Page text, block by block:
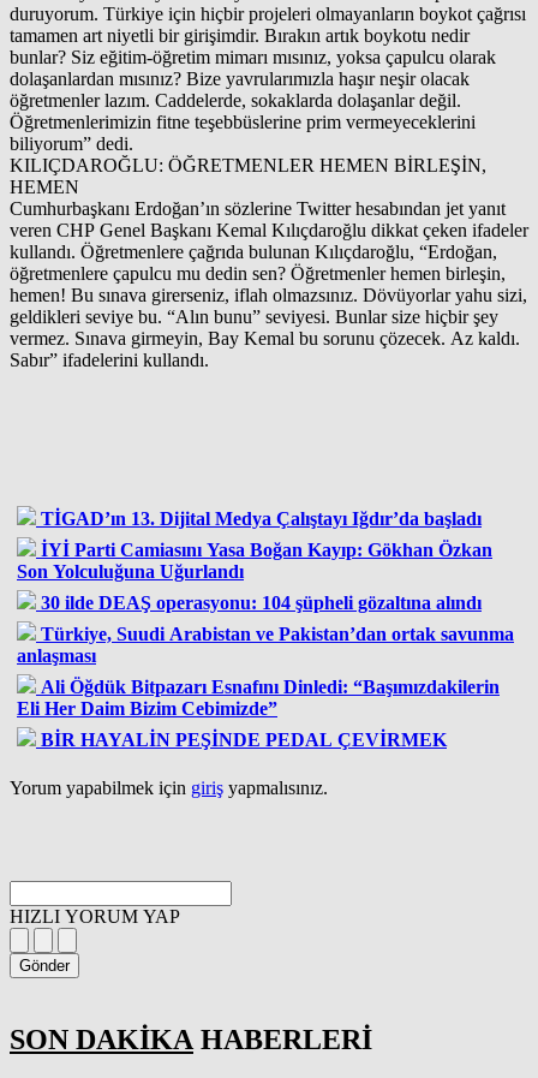
duruyorum. Türkiye için hiçbir projeleri olmayanların boykot çağrısı
tamamen art niyetli bir girişimdir. Bırakın artık boykotu nedir
bunlar? Siz eğitim-öğretim mimarı mısınız, yoksa çapulcu olarak
dolaşanlardan mısınız? Bize yavrularımızla haşır neşir olacak
öğretmenler lazım. Caddelerde, sokaklarda dolaşanlar değil.
Öğretmenlerimizin fitne teşebbüslerine prim vermeyeceklerini
biliyorum” dedi.
KILIÇDAROĞLU: ÖĞRETMENLER HEMEN BİRLEŞİN,
HEMEN
Cumhurbaşkanı Erdoğan’ın sözlerine Twitter hesabından jet yanıt
veren CHP Genel Başkanı Kemal Kılıçdaroğlu dikkat çeken ifadeler
kullandı. Öğretmenlere çağrıda bulunan Kılıçdaroğlu, “Erdoğan,
öğretmenlere çapulcu mu dedin sen? Öğretmenler hemen birleşin,
hemen! Bu sınava girerseniz, iflah olmazsınız. Dövüyorlar yahu sizi,
geldikleri seviye bu. “Alın bunu” seviyesi. Bunlar size hiçbir şey
vermez. Sınava girmeyin, Bay Kemal bu sorunu çözecek. Az kaldı.
Sabır” ifadelerini kullandı.
TİGAD’ın 13. Dijital Medya Çalıştayı Iğdır’da başladı
İYİ Parti Camiasını Yasa Boğan Kayıp: Gökhan Özkan
Son Yolculuğuna Uğurlandı
30 ilde DEAŞ operasyonu: 104 şüpheli gözaltına alındı
Türkiye, Suudi Arabistan ve Pakistan’dan ortak savunma
anlaşması
Ali Öğdük Bitpazarı Esnafını Dinledi: “Başımızdakilerin
Eli Her Daim Bizim Cebimizde”
BİR HAYALİN PEŞİNDE PEDAL ÇEVİRMEK
Yorum yapabilmek için giriş yapmalısınız.
HIZLI YORUM YAP
Gönder
SON DAKİKA HABERLERİ